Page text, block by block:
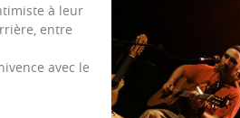
à leur
entre
avec le